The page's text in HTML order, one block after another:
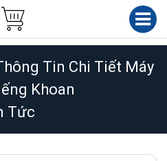
Tin Chi Tiết Máy
Khoan
Tức